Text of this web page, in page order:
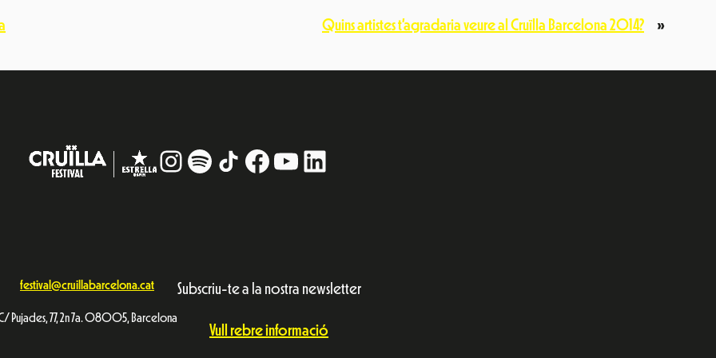
Quins artistes t’agradaria veure al Cruïlla Barcelona 2014? »
Instagram
# TikTokFacebook
YouTube
LinkedIn
festival@cruillabarcelona.cat
Pujades, 77, 2n 7a. 08005, Barcelona
Subscriu-te a la nostra newsletter
Vull rebre informació